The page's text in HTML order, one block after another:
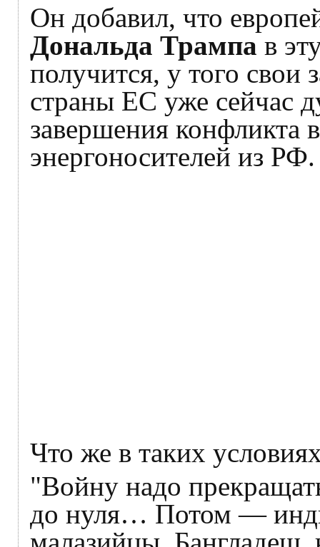
Он добавил, что
Дональда Трампа в
получится, у того свои
страны ЕС уже сейчас
завершения конфликта
энергоносителей из РФ.
Что же в таких
"Войну надо
до нуля… Потом —